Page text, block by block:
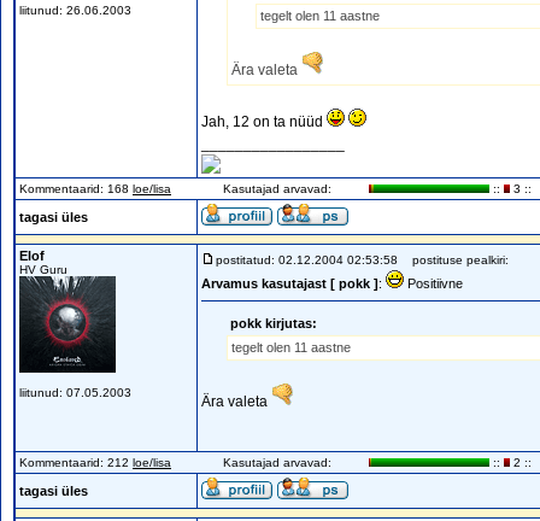
liitunud: 26.06.2003
tegelt olen 11 aastne
Ära valeta
Jah, 12 on ta nüüd
Kommentaarid: 168 loe/lisa Kasutajad arvavad: :: 3 ::
tagasi üles
Elof
HV Guru
liitunud: 07.05.2003
postitatud: 02.12.2004 02:53:58 postituse pealkiri:
Arvamus kasutajast [ pokk ]: Positiivne
pokk kirjutas:
tegelt olen 11 aastne
Ära valeta
Kommentaarid: 212 loe/lisa Kasutajad arvavad: :: 2 ::
tagasi üles